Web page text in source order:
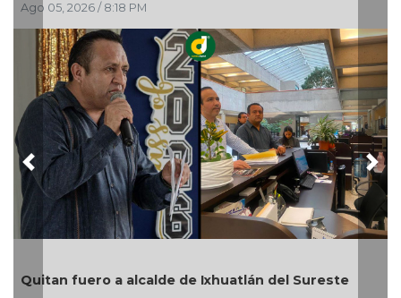
Ago 05, 2026 / 7:20 PM
En Rincón de la Marquesa hubo retiro de
por representar riesgos; no es tala ilegal
Previous